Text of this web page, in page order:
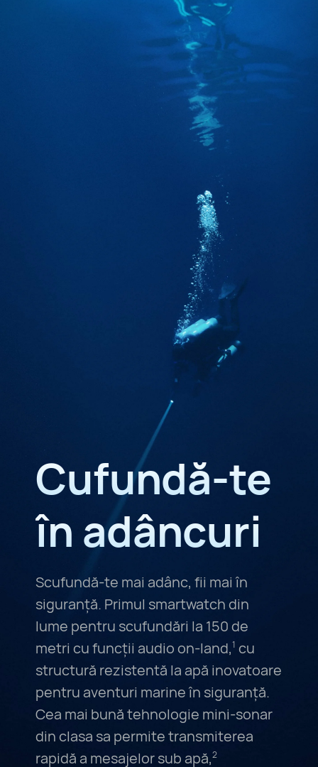
Cufundă-te
în adâncuri
Scufundă-te mai adânc, fii mai în
siguranță. Primul smartwatch din
lume pentru scufundări la 150 de
metri cu funcții audio on-land,1 cu
structură rezistentă la apă inovatoare
pentru aventuri marine în siguranță.
Cea mai bună tehnologie mini-sonar
din clasa sa permite transmiterea
rapidă a mesajelor sub apă,2